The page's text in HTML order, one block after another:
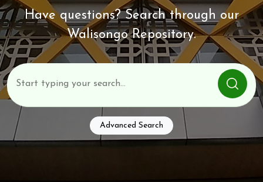
Have questions? Search through our
Walisongo Repository.
Advanced Search